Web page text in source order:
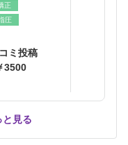
正
圧
ミ投稿
3500
と見る